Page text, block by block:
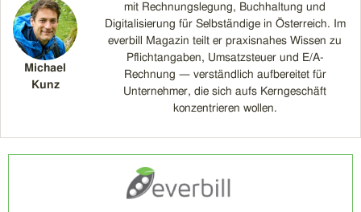
Michael
Kunz
mit Rechnungslegung, Buchhaltung und
Digitalisierung für Selbständige in Österreich. Im
everbill Magazin teilt er praxisnahes Wissen zu
Pflichtangaben, Umsatzsteuer und E/A-
Rechnung — verständlich aufbereitet für
Unternehmer, die sich aufs Kerngeschäft
konzentrieren wollen.